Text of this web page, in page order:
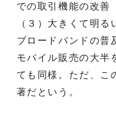
での取引機能の改善
（３）大きくて明
ブロードバンドの普
モバイル販売の大半
ても同様。ただ、こ
著だという。